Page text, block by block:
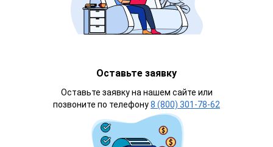
Оставьте заявку
Оставьте заявку на нашем сайте или
позвоните по телефону8 (800) 301-78-62